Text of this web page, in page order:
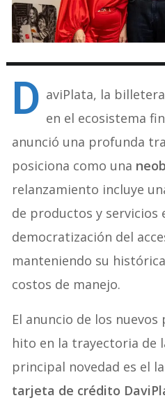
D aviPlata, la
en el ecosistema
anunció una profunda
posiciona como una
relanzamiento incluye
de productos y servicios
democratización del
manteniendo su
costos de manejo.
El anuncio de los
hito en la trayectoria de
principal novedad es el
tarjeta de crédito